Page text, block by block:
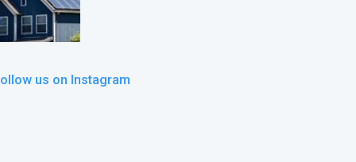
us on Instagram